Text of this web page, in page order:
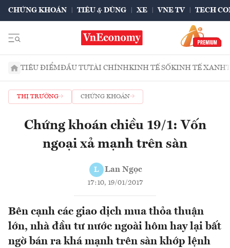
CHỨNG KHOÁN TIÊU & DÙNG XE VNE TV TECH
TIÊU ĐIỂMĐẦU TƯTÀI CHÍNHKINH TẾ SỐKINH TẾ XANH
THỊ TRƯỜNG CHỨNG KHOÁN
Chứng khoán chiều 19/1: Vốn
ngoại xả mạnh trên sàn
L Lan Ngọc
17:10, 19/01/2017
Bên cạnh các giao dịch mua thỏa thuận
lớn, nhà đầu tư nước ngoài hôm hay lại bất
ngờ bán ra khá mạnh trên sàn khớp lệnh